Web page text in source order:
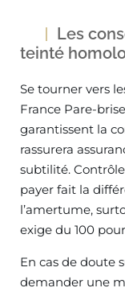
Les
teinté
Se tourner vers
France Pare-
garantissent la
rassurera
subtilité.
payer fait la
l’amertume,
exige du 100
En cas de doute
demander une